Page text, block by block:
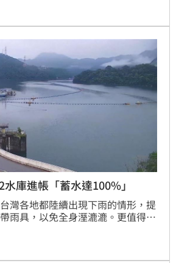
伐雖緩慢，仍樂觀看待未來水情發
庫進帳「蓄水達100%」
灣各地都陸續出現下雨的情形，提
雨具，以免全身溼漉漉。更值得注
出今（17）日各水庫的蓄水量及水